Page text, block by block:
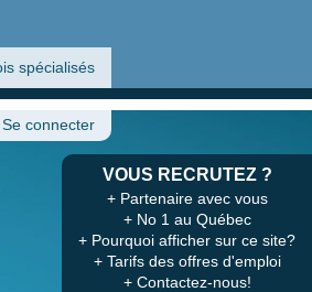
spécialisés
VOUS RECRUTEZ ?
+ Partenaire avec vous
+ No 1 au Québec
+ Pourquoi afficher sur ce site?
+ Tarifs des offres d'emploi
+ Contactez-nous!
Se connecter